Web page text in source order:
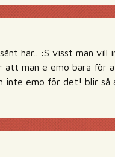
här.. :S visst man
att man e emo bara för
inte emo för det! blir så